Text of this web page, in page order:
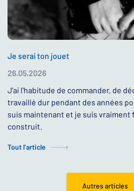
Je serai ton jouet
26.05.2026
J'ai l'habitude de commander, de
travaillé dur pendant des années
suis maintenant et je suis vraiment
construit.
Tout l’article
Autres articles